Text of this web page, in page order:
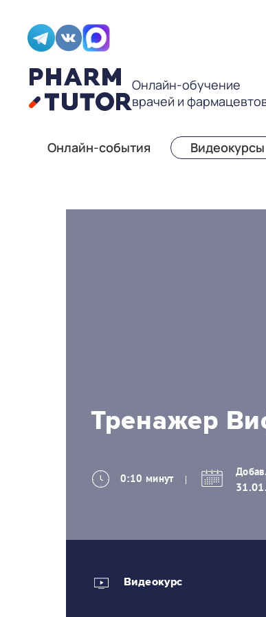
Онлайн-обучение
врачей и
Онлайн-события Видеокурсы
Тренажер
0:10 минут
Видеокурс